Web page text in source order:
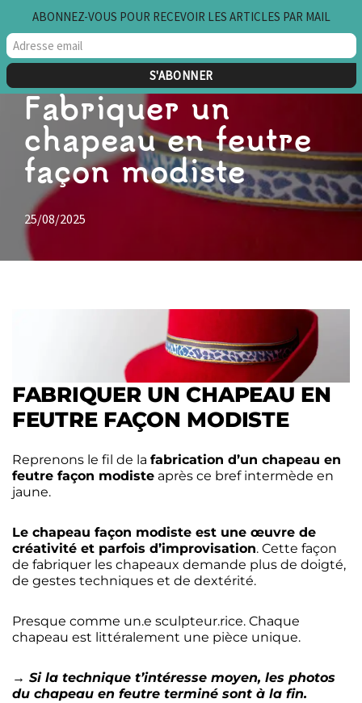
Aller
au
Fabriquer un
chapeau en feutre
façon modiste
25/08/2025
FABRIQUER UN CHAPEAU EN
FEUTRE FAÇON MODISTE
Reprenons le fil de la fabrication d’un chapeau en
feutre façon modiste après ce bref intermède en
jaune.
Le chapeau façon modiste est une œuvre de
créativité et parfois d’improvisation. Cette façon
de fabriquer les chapeaux demande plus de doigté,
de gestes techniques et de dextérité.
Presque comme un.e sculpteur.rice. Chaque
chapeau est littéralement une pièce unique.
→ Si la technique t’intéresse moyen, les photos
du chapeau en feutre terminé sont à la fin.
ABONNEZ-VOUS POUR RECEVOIR LES ARTICLES PAR MAIL